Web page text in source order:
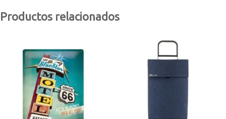
Productos relacionados